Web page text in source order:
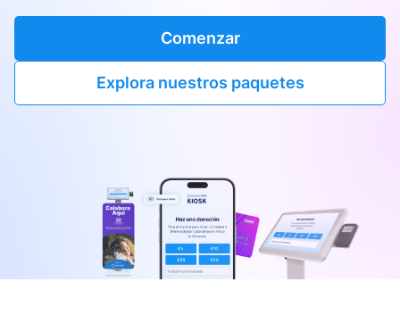
Comenzar
Explora nuestros paquetes